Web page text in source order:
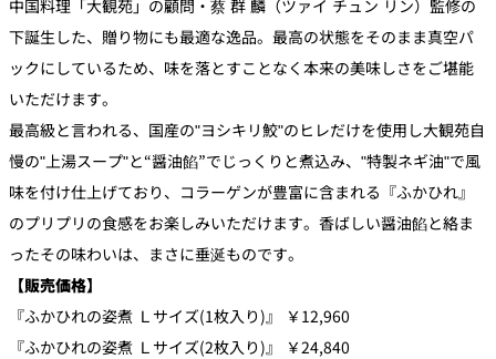
中国料理「大観苑」の顧問・蔡 群 麟（ツァイ チュン リン）監修の
下誕生した、贈り物にも最適な逸品。最高の状態をそのまま真空パ
ックにしているため、味を落とすことなく本来の美味しさをご堪能
いただけます。
最高級と言われる、国産の"ヨシキリ鮫"のヒレだけを使用し大観苑自
慢の"上湯スープ"と“醤油餡”でじっくりと煮込み、"特製ネギ油"で風
味を付け仕上げており、コラーゲンが豊富に含まれる『ふかひれ』
のプリプリの食感をお楽しみいただけます。香ばしい醤油餡と絡ま
ったその味わいは、まさに垂涎ものです。
【販売価格】
『ふかひれの姿煮 Ｌサイズ(1枚入り)』 ￥12,960
『ふかひれの姿煮 Ｌサイズ(2枚入り)』 ￥24,840